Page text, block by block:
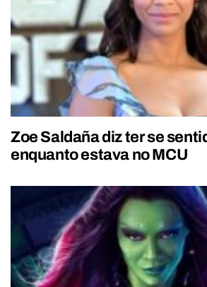
Zoe Saldaña diz ter se
enquanto estava no MCU